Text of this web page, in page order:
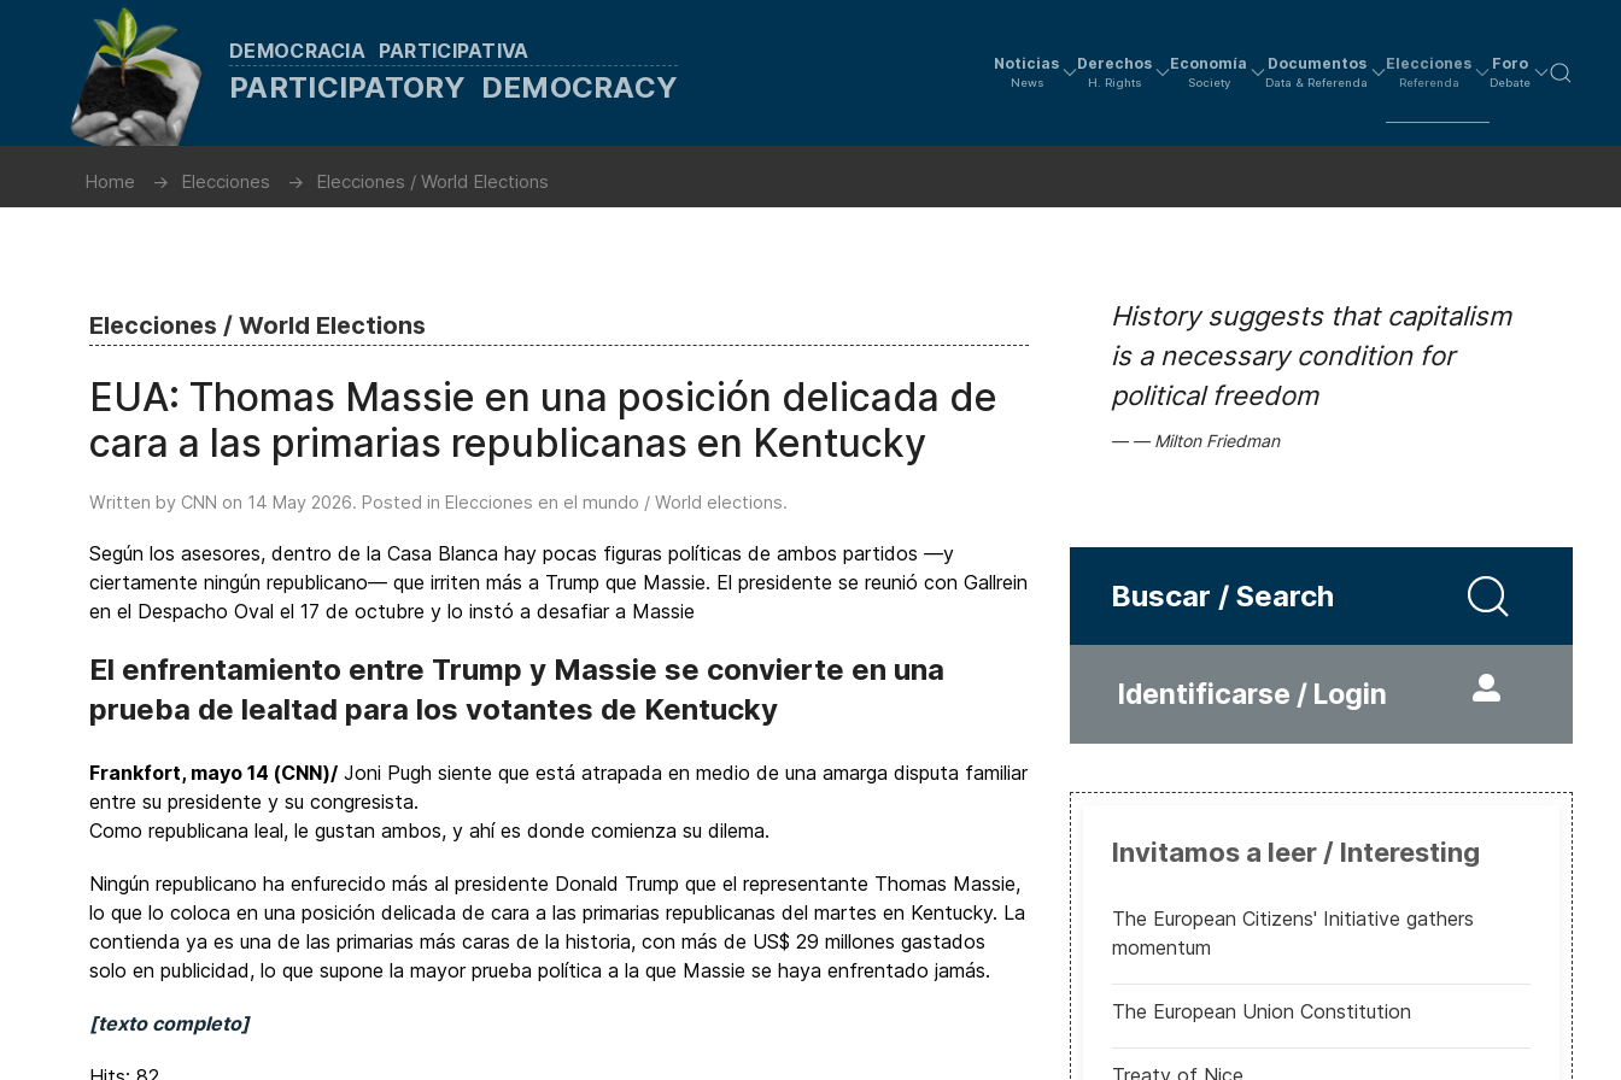
DEMOCRACIA PARTICIPATIVA
PARTICIPATORY DEMOCRACY
Noticias
News
Derechos
H. Rights
Economía
Society
Documentos
Data & Referenda
Elecciones
Referenda
Foro
Debate
Home Elecciones Elecciones / World Elections
Elecciones / World Elections
EUA: Thomas Massie en una posición delicada de
cara a las primarias republicanas en Kentucky
Written by CNN on 14 May 2026. Posted in Elecciones en el mundo / World elections.
Según los asesores, dentro de la Casa Blanca hay pocas figuras políticas de ambos partidos —y
ciertamente ningún republicano— que irriten más a Trump que Massie. El presidente se reunió con Gallrein
en el Despacho Oval el 17 de octubre y lo instó a desafiar a Massie
El enfrentamiento entre Trump y Massie se convierte en una
prueba de lealtad para los votantes de Kentucky
Frankfort, mayo 14 (CNN)/ Joni Pugh siente que está atrapada en medio de una amarga disputa familiar
entre su presidente y su congresista.
Como republicana leal, le gustan ambos, y ahí es donde comienza su dilema.
Ningún republicano ha enfurecido más al presidente Donald Trump que el representante Thomas Massie,
lo que lo coloca en una posición delicada de cara a las primarias republicanas del martes en Kentucky. La
contienda ya es una de las primarias más caras de la historia, con más de US$ 29 millones gastados
solo en publicidad, lo que supone la mayor prueba política a la que Massie se haya enfrentado jamás.
[texto completo]
History suggests that capitalism
is a necessary condition for
political freedom
Milton Friedman
Buscar / Search
Identificarse / Login
Invitamos a leer / Interesting
The European Citizens' Initiative gathers
momentum
The European Union Constitution
Treaty of Nice